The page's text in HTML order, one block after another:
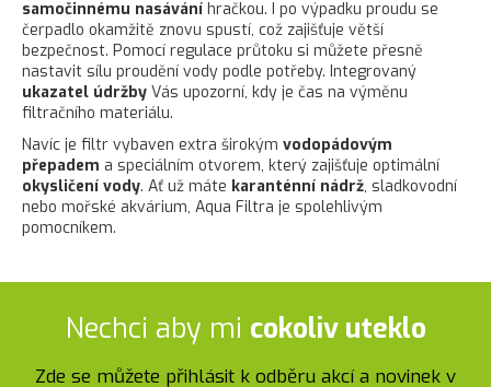
samočinnému nasávání hračkou. I po výpadku proudu se
čerpadlo okamžitě znovu spustí, což zajišťuje větší
bezpečnost. Pomocí regulace průtoku si můžete přesně
nastavit sílu proudění vody podle potřeby. Integrovaný
ukazatel údržby Vás upozorní, kdy je čas na výměnu
filtračního materiálu.
Navíc je filtr vybaven extra širokým vodopádovým
přepadem a speciálním otvorem, který zajišťuje optimální
okysličení vody. Ať už máte karanténní nádrž, sladkovodní
nebo mořské akvárium, Aqua Filtra je spolehlivým
pomocníkem.
Nechci aby mi cokoliv uteklo
Zde se můžete přihlásit k odběru akcí a novinek v